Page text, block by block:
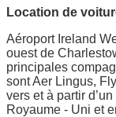
Location de
Aéroport Ireland
ouest de
principales
sont Aer Lingus,
vers et à partir
Royaume - Uni et